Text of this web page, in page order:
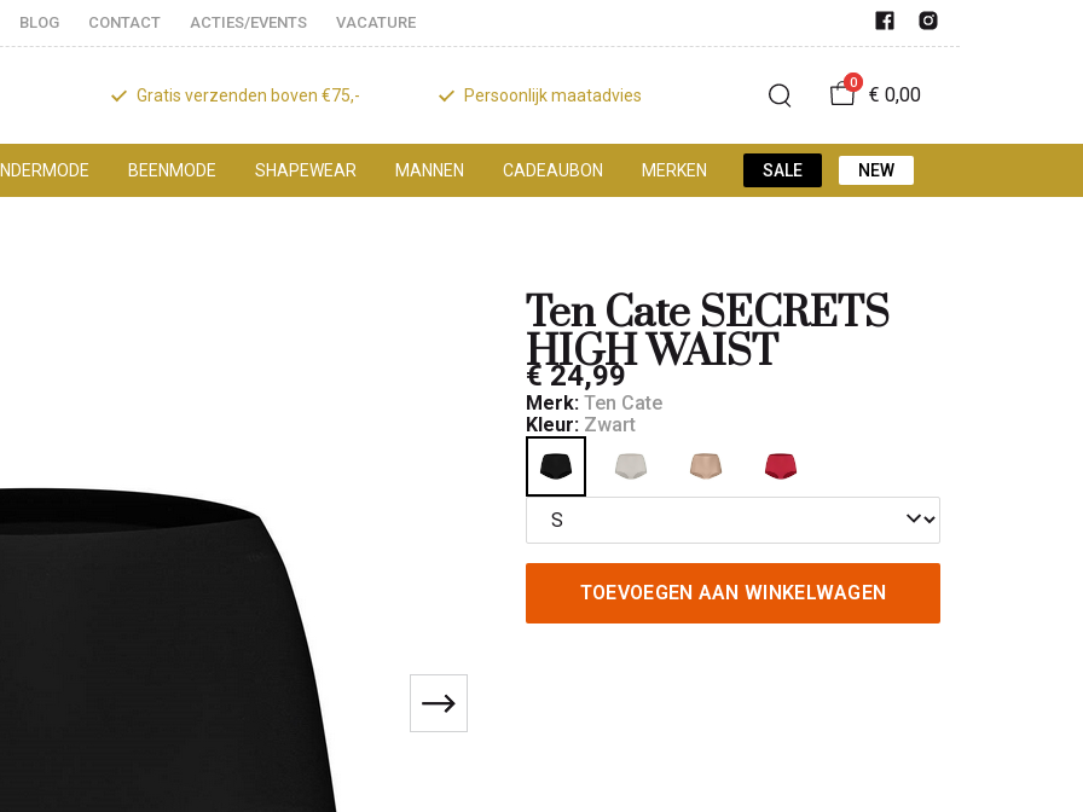
BLOG CONTACT ACTIES/EVENTS VACATURE
Gratis verzenden boven €75,- Persoonlijk maatadvies
0
€ 0,00
BEENMODE SHAPEWEAR MANNEN CADEAUBON MERKEN SALE NEW
Ten Cate SECRETS
HIGH WAIST
€ 24,99
Merk: Ten Cate
Kleur: Zwart
TOEVOEGEN AAN WINKELWAGEN